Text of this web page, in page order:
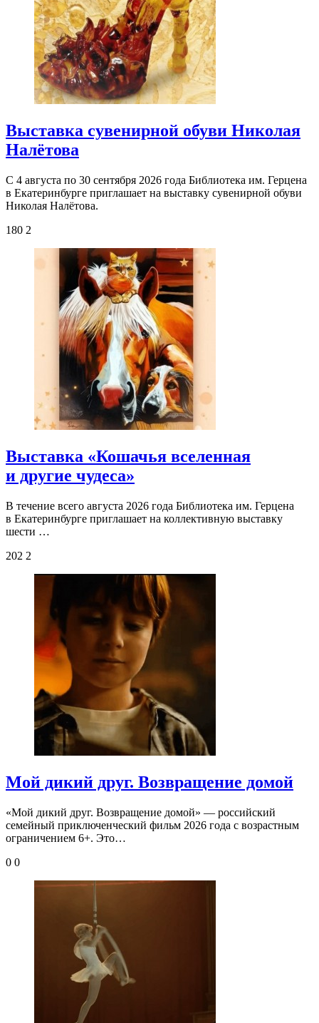
Выставка сувенирной обуви Николая
Налётова
С 4 августа по 30 сентября 2026 года Библиотека им. Герцена
в Екатеринбурге приглашает на выставку сувенирной обуви
Николая Налётова.
180 2
Выставка «Кошачья вселенная
и другие чудеса»
В течение всего августа 2026 года Библиотека им. Герцена
в Екатеринбурге приглашает на коллективную выставку
шести …
202 2
Мой дикий друг. Возвращение домой
«Мой дикий друг. Возвращение домой» — российский
семейный приключенческий фильм 2026 года с возрастным
ограничением 6+. Это…
0 0